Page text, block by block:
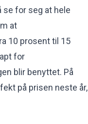
se for seg at hele
at
10 prosent til 15
for
blir benyttet. På
på prisen neste år,